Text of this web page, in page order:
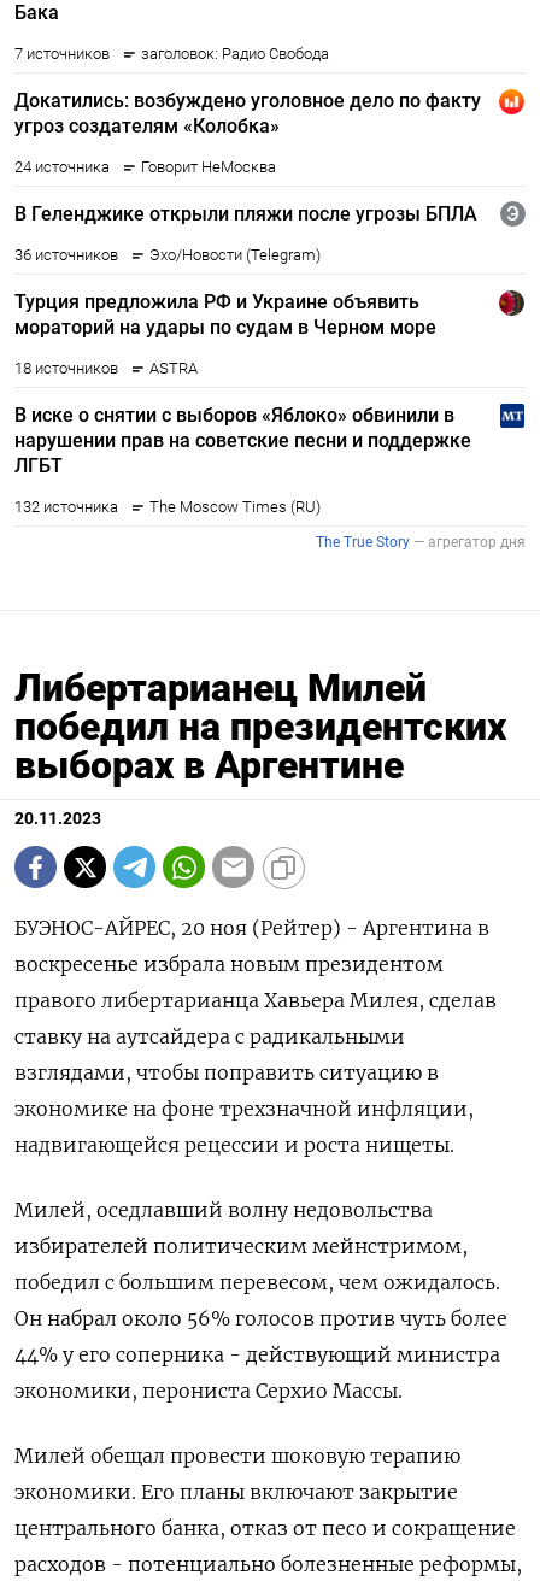
Либертарианец Милей
победил на президентских
выборах в Аргентине
20.11.2023
БУЭНОС-АЙРЕС, 20 ноя (Рейтер) - Аргентина в
воскресенье избрала новым президентом
правого либертарианца Хавьера Милея, сделав
ставку на аутсайдера с радикальными
взглядами, чтобы поправить ситуацию в
экономике на фоне трехзначной инфляции,
надвигающейся рецессии и роста нищеты.
Милей, оседлавший волну недовольства
избирателей политическим мейнстримом,
победил с большим перевесом, чем ожидалось.
Он набрал около 56% голосов против чуть более
44% у его соперника - действующий министра
экономики, перониста Серхио Массы.
Милей обещал провести шоковую терапию
экономики. Его планы включают закрытие
центрального банка, отказ от песо и сокращение
расходов - потенциально болезненные реформы,